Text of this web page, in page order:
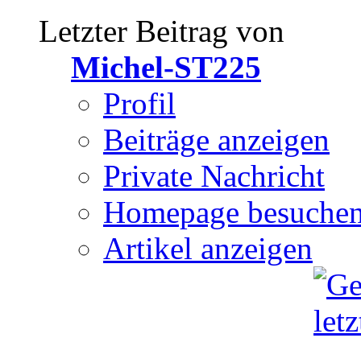
Letzter Beitrag von
Michel-ST225
Profil
Beiträge anzeigen
Private Nachricht
Homepage
Artikel anzeigen